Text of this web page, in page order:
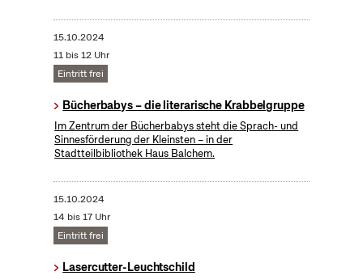
15.10.2024
11 bis 12 Uhr
Eintritt frei
Bücherbabys – die literarische Krabbelgruppe
Im Zentrum der Bücherbabys steht die Sprach- und
Sinnesförderung der Kleinsten – in der
Stadtteilbibliothek Haus Balchem.
15.10.2024
14 bis 17 Uhr
Eintritt frei
Lasercutter-Leuchtschild